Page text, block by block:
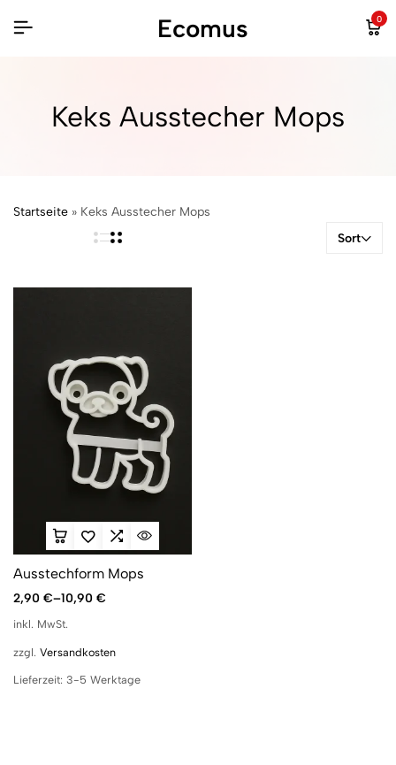
Ecomus 0
Keks Ausstecher Mops
Startseite » Keks Ausstecher Mops
Sort
Ausstechform Mops
2,90 €–10,90 €
inkl. MwSt.
zzgl. Versandkosten
Lieferzeit: 3-5 Werktage